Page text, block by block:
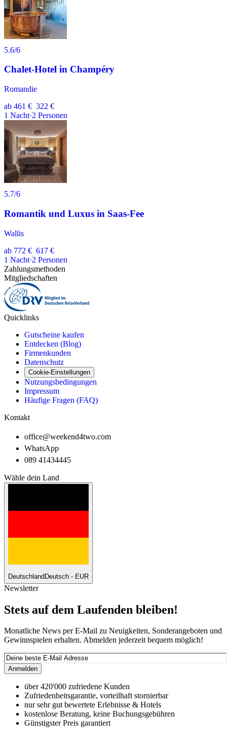
5.6/6
Chalet-Hotel in Champéry
Romandie
ab 461 € 322 €
1 Nacht·2 Personen
5.7/6
Romantik und Luxus in Saas-Fee
Wallis
ab 772 € 617 €
1 Nacht·2 Personen
Zahlungsmethoden
Mitgliedschaften
Quicklinks
Gutscheine kaufen
Entdecken (Blog)
Firmenkunden
Datenschutz
Cookie-Einstellungen
Nutzungsbedingungen
Impressum
Häufige Fragen (FAQ)
Kontakt
office@weekend4two.com
WhatsApp
089 41434445
Wähle dein Land
DeutschlandDeutsch - EUR
Newsletter
Stets auf dem Laufenden bleiben!
Monatliche News per E-Mail zu Neuigkeiten, Sonderangeboten und
Gewinnspielen erhalten. Abmelden jederzeit bequem möglich!
Anmelden
über 420'000 zufriedene Kunden
Zufriedenheitsgarantie, vorteilhaft stornierbar
nur sehr gut bewertete Erlebnisse & Hotels
kostenlose Beratung, keine Buchungsgebühren
Günstigster Preis garantiert